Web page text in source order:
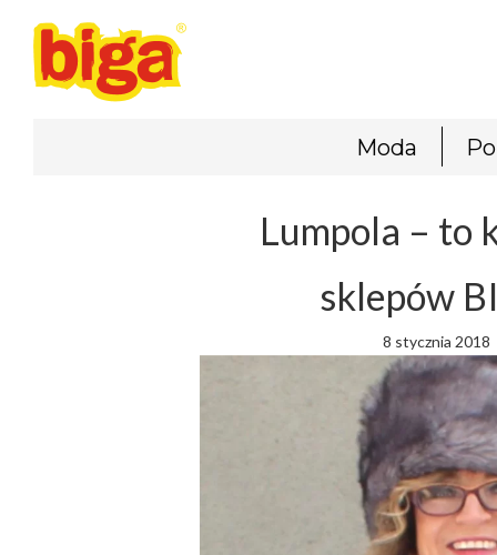
Moda
Lumpola – to
sklepów
8 stycznia 2018